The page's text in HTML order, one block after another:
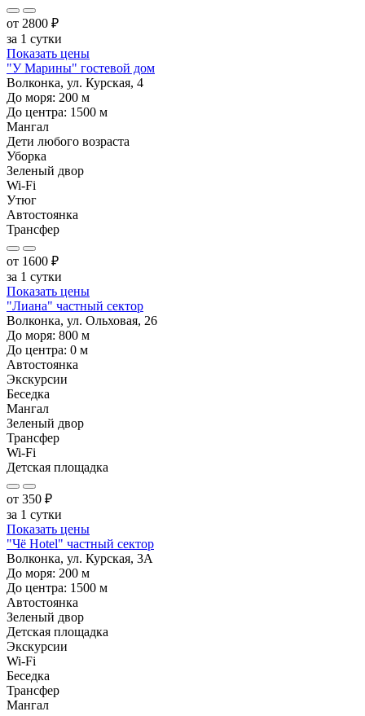
от 2800 ₽
за 1 сутки
Показать цены
"У Марины" гостевой дом
Волконка, ул. Курская, 4
До моря: 200 м
До центра: 1500 м
Мангал
Дети любого возраста
Уборка
Зеленый двор
Wi-Fi
Утюг
Автостоянка
Трансфер
от 1600 ₽
за 1 сутки
Показать цены
"Лиана" частный сектор
Волконка, ул. Ольховая, 26
До моря: 800 м
До центра: 0 м
Автостоянка
Экскурсии
Беседка
Мангал
Зеленый двор
Трансфер
Wi-Fi
Детская площадка
от 350 ₽
за 1 сутки
Показать цены
"Чё Hotel" частный сектор
Волконка, ул. Курская, 3А
До моря: 200 м
До центра: 1500 м
Автостоянка
Зеленый двор
Детская площадка
Экскурсии
Wi-Fi
Беседка
Трансфер
Мангал